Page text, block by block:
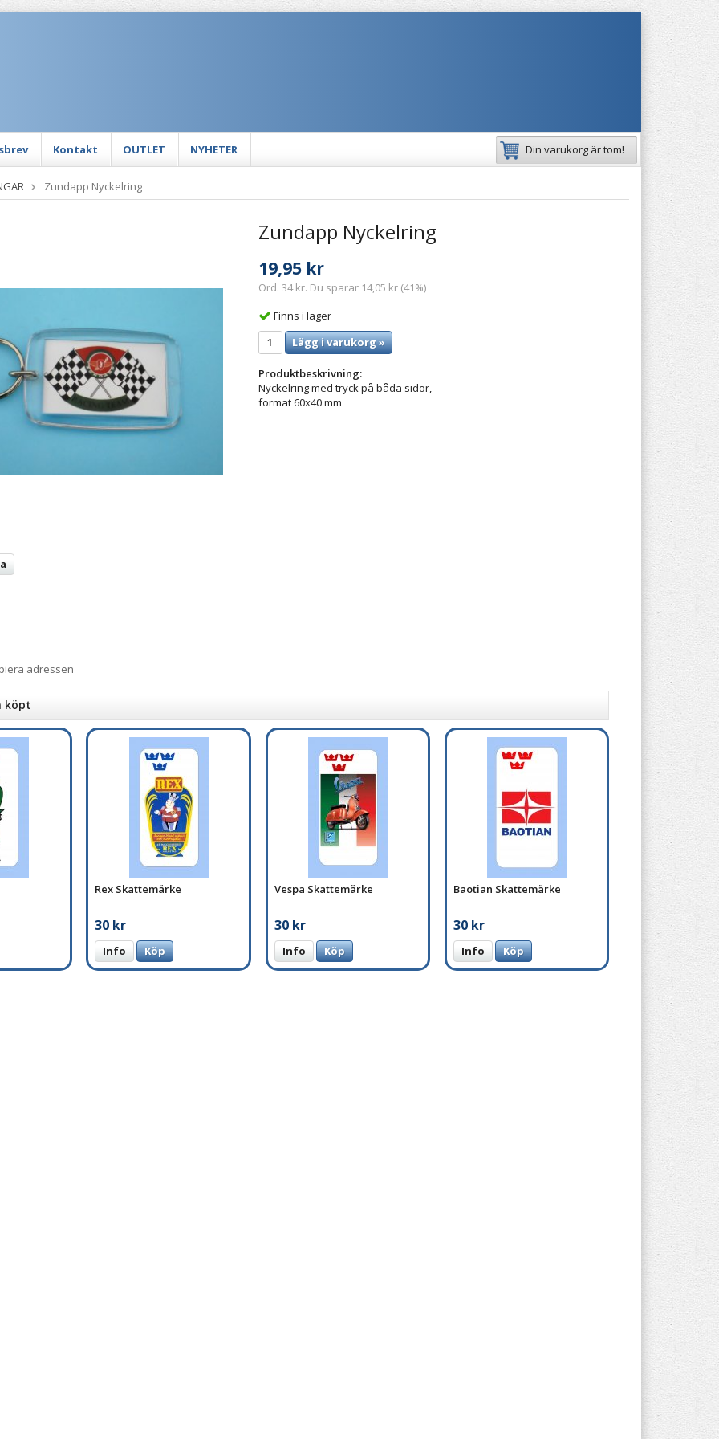
Kontakt OUTLET NYHETER Din varukorg är tom!
Zundapp Nyckelring
Zundapp Nyckelring
19,95 kr
Ord. 34 kr. Du sparar 14,05 kr (41%)
Finns i lager
Lägg i varukorg »
Produktbeskrivning:
Nyckelring med tryck på båda sidor,
format 60x40 mm
adressen
köpt
Rex Skattemärke
30 kr
Info Köp
Vespa Skattemärke
30 kr
Info Köp
Baotian Skattemärke
30 kr
Info Köp